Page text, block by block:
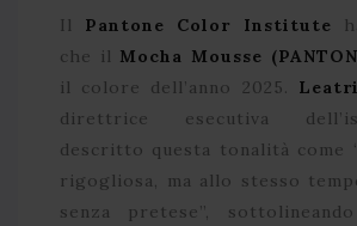
Il Pantone Color Institute
che il Mocha Mousse
il colore dell’anno 2025.
direttrice esecutiva
descritto questa tonalità come
rigogliosa, ma allo stesso
senza pretese”,